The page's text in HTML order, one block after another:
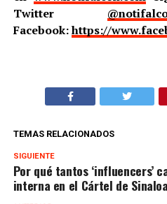
Twitter
Facebook:https://
TEMAS RELACIONADOS
SIGUIENTE
Por qué tantos ‘influencers’
interna en el Cártel de Sinaloa